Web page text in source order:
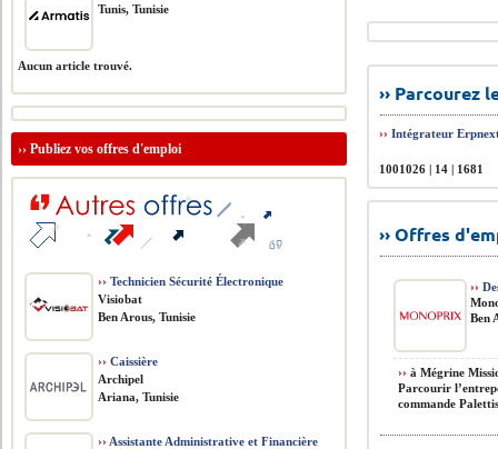
››
››Intégrateur
1001026 | 14 | 1681
›› Offres
››
Ben
›› à Mégrine
Parcourir
commande
Tunis, Tunisie
Aucun article trouvé.
››Publiez vos offres d'emploi
›› Technicien Sécurité Électronique
Visiobat
Ben Arous, Tunisie
›› Caissière
Archipel
Ariana, Tunisie
›› Assistante Administrative et Financière